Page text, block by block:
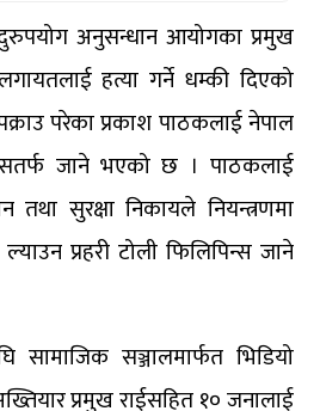
अनुसन्धान आयोगका प्रमुख
हत्या गर्ने धम्की दिएको
परेका प्रकाश पाठकलाई नेपाल
जाने भएको छ । पाठकलाई
तथा सुरक्षा निकायले नियन्त्रणमा
प्रहरी टोली फिलिपिन्स जाने
सञ्जालमार्फत भिडियो
प्रमुख राईसहित १० जनालाई